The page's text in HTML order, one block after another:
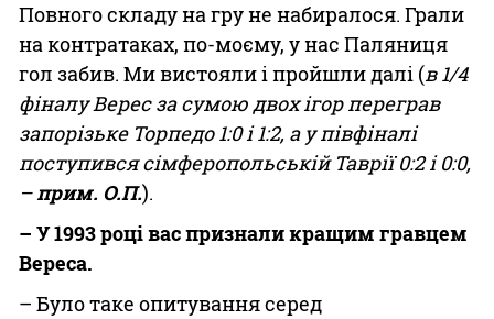
Повного складу на гру не набиралося. Грали
на контратаках, по-моєму, у нас Паляниця
гол забив. Ми вистояли і пройшли далі (в 1/4
фіналу Верес за сумою двох ігор переграв
запорізьке Торпедо 1:0 і 1:2, а у півфіналі
поступився сімферопольській Таврії 0:2 і 0:0,
–прим. О.П.).
– У 1993 році вас признали кращим гравцем
Вереса.
– Було таке опитування серед